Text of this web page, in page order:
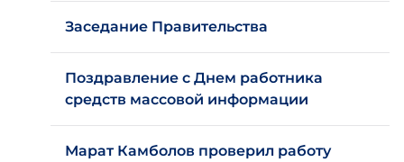
Заседание Правительства
Поздравление с Днем работника
средств массовой информации
Марат Камболов проверил работу